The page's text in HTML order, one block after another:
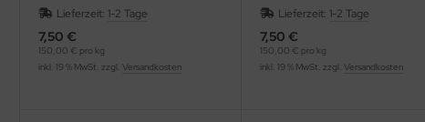
Lieferzeit: 1-2 Tage
7,50 €
150,00 € pro kg
inkl. 19 % MwSt. zzgl. Versandkosten
Lieferzeit:1-2 Tage
7,50 €
150,00 € pro kg
inkl. 19 % MwSt. zzgl.Versandkosten